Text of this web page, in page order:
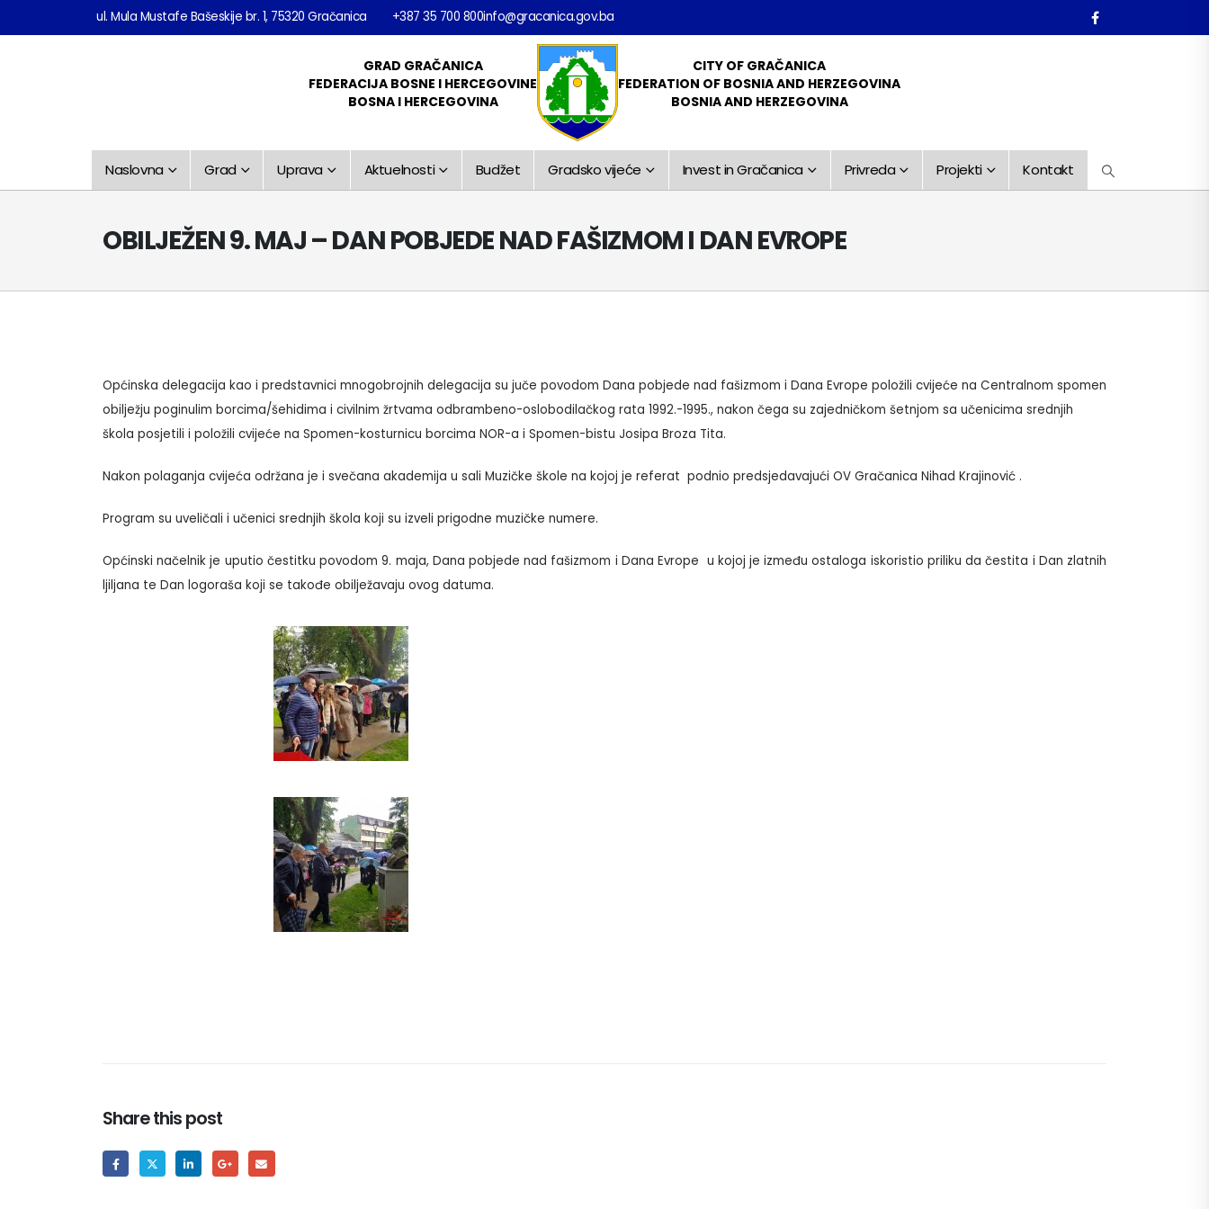
ul. Mula Mustafe Bašeskije br. 1, 75320 Gračanica +387 35 700 800info@gracanica.gov.ba
GRAD GRAČANICA
FEDERACIJA BOSNE I HERCEGOVINE
BOSNA I HERCEGOVINA
CITY OF GRAČANICA
FEDERATION OF BOSNIA AND HERZEGOVINA
BOSNIA AND HERZEGOVINA
Naslovna Grad Uprava Aktuelnosti Budžet Gradsko vijeće Invest in Gračanica Privreda Projekti Kontakt
OBILJEŽEN 9. MAJ – DAN POBJEDE NAD FAŠIZMOM I DAN EVROPE
Općinska delegacija kao i predstavnici mnogobrojnih delegacija su juče povodom Dana pobjede nad fašizmom i Dana Evrope položili cvijeće na Centralnom spomen
obilježju poginulim borcima/šehidima i civilnim žrtvama odbrambeno-oslobodilačkog rata 1992.-1995., nakon čega su zajedničkom šetnjom sa učenicima srednjih
škola posjetili i položili cvijeće na Spomen-kosturnicu borcima NOR-a i Spomen-bistu Josipa Broza Tita.
Nakon polaganja cvijeća održana je i svečana akademija u sali Muzičke škole na kojoj je referat podnio predsjedavajući OV Gračanica Nihad Krajinović .
Program su uveličali i učenici srednjih škola koji su izveli prigodne muzičke numere.
Općinski načelnik je uputio čestitku povodom 9. maja, Dana pobjede nad fašizmom i Dana Evrope u kojoj je između ostaloga iskoristio priliku da čestita i Dan zlatnih
ljiljana te Dan logoraša koji se takođe obilježavaju ovog datuma.
Share this post